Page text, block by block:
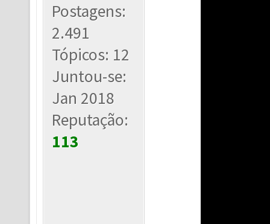
Postagens:
2.491
Tópicos: 12
Juntou-se:
Jan 2018
Reputação:
113